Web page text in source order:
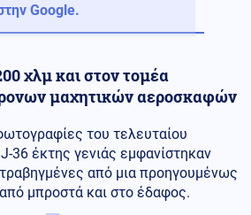
Google.
χλμ και στον τομέα
μαχητικών αεροσκαφών
του τελευταίου
36 έκτης γενιάς εμφανίστηκαν
από μια προηγουμένως
μπροστά και στο έδαφος.